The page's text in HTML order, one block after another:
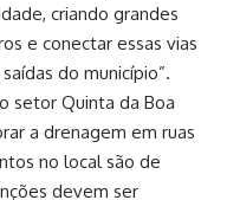
criando grandes
e conectar essas vias
do município”.
setor Quinta da Boa
a drenagem em ruas
no local são de
devem ser